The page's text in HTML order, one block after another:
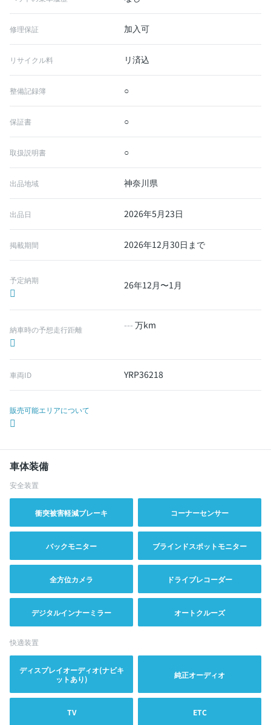
修理保証 加入可
リサイクル料 リ済込
整備記録簿 ○
保証書 ○
取扱説明書 ○
出品地域 神奈川県
出品日 2026年5月23日
掲載期間 2026年12月30日まで
予定納期 26年12月〜1月
納車時の予想走行距離 --- 万km
車両ID YRP36218
販売可能エリアについて
車体装備
安全装置
衝突被害軽減ブレーキ コーナーセンサー
バックモニター ブラインドスポットモニター
全方位カメラ ドライブレコーダー
デジタルインナーミラー オートクルーズ
快適装置
ディスプレイオーディオ(ナビキ
ットあり)
純正オーディオ
TV ETC